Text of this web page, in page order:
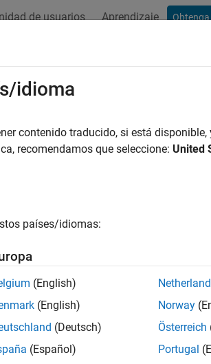
de usuarios Aprendizaje
poridioma
contenido traducido, si está
recomendamos que seleccione: United
países/idiomas:
(English)
(English)
(Deutsch)
(Español)
Norway
Österreich
Portugal